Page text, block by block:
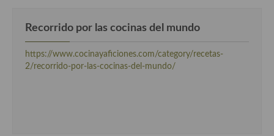
Cocina colombiana
Cocina Cajún y Creole
Recorrido por las cocinas del mundo
https://www.cocinayaficiones.com/category/recetas-
2/recorrido-por-las-cocinas-del-mundo/